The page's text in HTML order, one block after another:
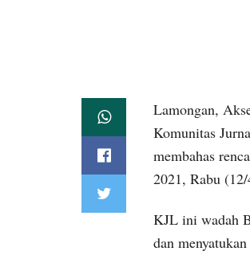
Lamongan,
Komunitas
membahas
2021, Rabu
KJL ini wadah
dan